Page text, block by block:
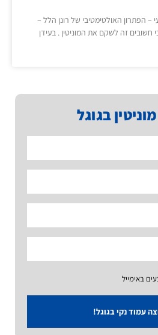
בגוגל
באימייל
עמוד נקי בגוגל!
– הפתרון האולטימטיבי של רונן הלל –
חשובים זה לשקם את המוניטין . בעידן